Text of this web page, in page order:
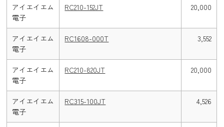
アイエイエム
電子
RC210-152JT 20,000
アイエイエム
電子
RC1608-000T 3,552
アイエイエム
電子
RC210-820JT 20,000
アイエイエム
電子
RC315-100JT 4,526